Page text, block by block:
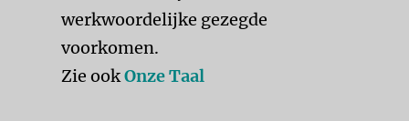
werkwoordelijke gezegde
voorkomen.
Zie ookOnze Taal